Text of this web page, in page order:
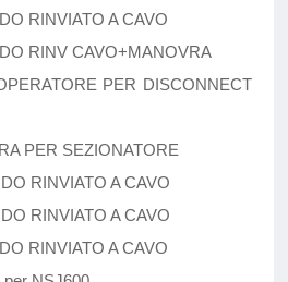
RINVIATO A CAVO
RINV CAVO+MANOVRA
PER DISCONNECT
PER SEZIONATORE
RINVIATO A CAVO
RINVIATO A CAVO
RINVIATO A CAVO